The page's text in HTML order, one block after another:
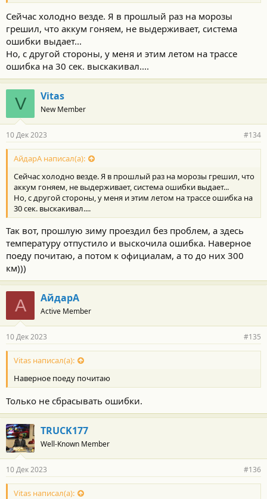
Сейчас холодно везде. Я в прошлый раз на морозы
грешил, что аккум гоняем, не выдерживает, система
ошибки выдает...
Но, с другой стороны, у меня и этим летом на трассе
ошибка на 30 сек. выскакивал....
V Vitas
New Member
10 Дек 2023 #134
АйдарА написал(а):
Сейчас холодно везде. Я в прошлый раз на морозы грешил, что
аккум гоняем, не выдерживает, система ошибки выдает...
Но, с другой стороны, у меня и этим летом на трассе ошибка на
30 сек. выскакивал....
Так вот, прошлую зиму проездил без проблем, а здесь
температуру отпустило и выскочила ошибка. Наверное
поеду почитаю, а потом к официалам, а то до них 300
км)))
А АйдарА
Active Member
10 Дек 2023 #135
Vitas написал(а):
Наверное поеду почитаю
Только не сбрасывать ошибки.
TRUCK177
Well-Known Member
10 Дек 2023 #136
Vitas написал(а):